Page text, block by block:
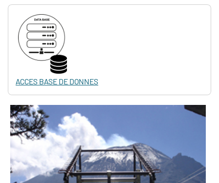
ACCES BASE DE DONNES